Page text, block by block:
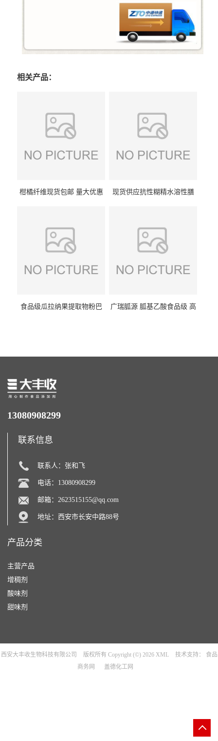
相关产品：
柑橘纤维现货包邮 量大优惠
现货供应抗性糊精水溶性膳
食品级瓜拉纳果提取物粉巴
广瑞胍源 胍基乙酸食品级 高
13080908299
联系信息
联系人：张和飞
电话：13080908299
邮箱： 2623515155@qq.com
地址：西安市长安中路88号
产品分类
主营产品
增稠剂
酸味剂
甜味剂
西安大丰收生物科技有限公司 版权所有 Copyright (©) 2026 XML 技术支持：
食品
商务网
盖德化工网